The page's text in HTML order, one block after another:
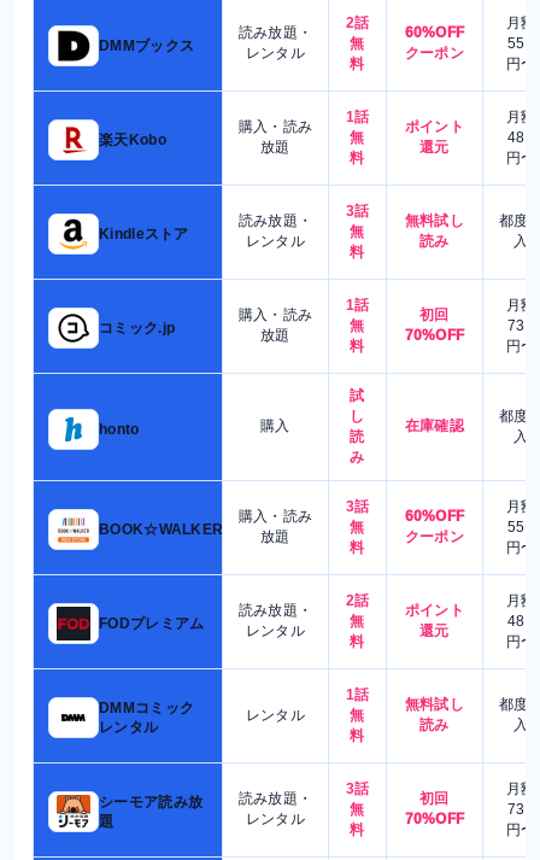
DMMブックス
読み放題・
レンタル
2話
無
料
60%OFF
クーポン
月額
550
円〜
楽天Kobo
購入・読み
放題
1話
無
料
ポイント
還元
月額
480
円〜
Kindleストア
読み放題・
レンタル
3話
無
料
無料試し
読み
都度
入
コミック.jp
購入・読み
放題
1話
無
料
初回
70%OFF
月額
730
円〜
honto 購入
試
し
読
み
在庫確認
都度
入
BOOK☆WALKER
購入・読み
放題
3話
無
料
60%OFF
クーポン
月額
550
円〜
FODプレミアム
読み放題・
レンタル
2話
無
料
ポイント
還元
月額
480
円〜
DMMコミック
レンタル
レンタル
1話
無
料
無料試し
読み
都度
入
シーモア読み放
題
読み放題・
レンタル
3話
無
料
初回
70%OFF
月額
730
円〜